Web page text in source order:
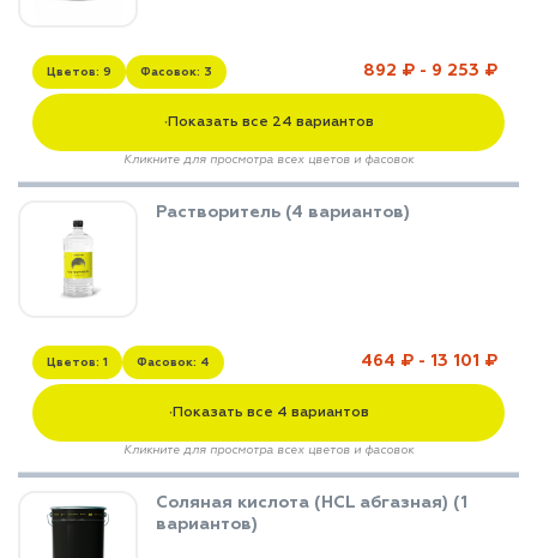
Цветов: 9 Фасовок: 3 892 ₽ - 9 253 ₽
▼Показать все 24 вариантов
Кликните для просмотра всех цветов и фасовок
Растворитель (4 вариантов)
Цветов: 1 Фасовок: 4 464 ₽ - 13 101 ₽
▼Показать все 4 вариантов
Кликните для просмотра всех цветов и фасовок
Соляная кислота (HCL абгазная) (1
вариантов)